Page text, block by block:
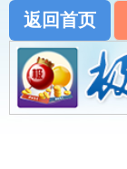
返回首页